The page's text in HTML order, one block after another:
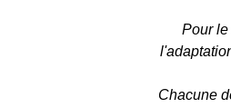
Pour
Chacune